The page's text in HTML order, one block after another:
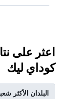
اعثر على
كوداي ليك
البلدان الأكثر